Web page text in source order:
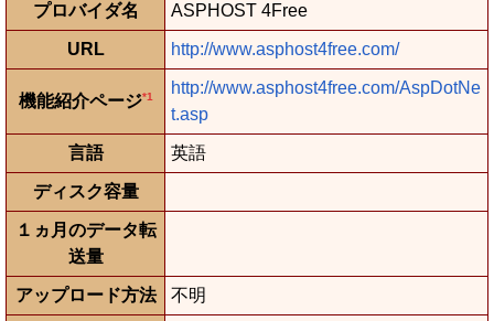
プロバイダ名 ASPHOST 4Free
URL http://www.asphost4free.com/
機能紹介ページ*1
http://www.asphost4free.com/AspDotNe
t.asp
言語 英語
ディスク容量
１ヵ月のデータ転
送量
アップロード方法 不明